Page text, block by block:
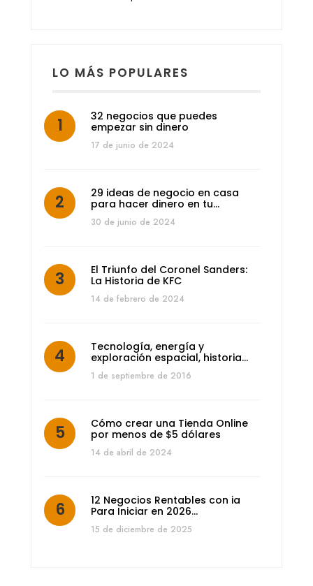
LO MÁS POPULARES
32 negocios que puedes
empezar sin dinero
17 de junio de 2024
29 ideas de negocio en casa
para hacer dinero en tu…
30 de junio de 2024
El Triunfo del Coronel Sanders:
La Historia de KFC
14 de febrero de 2024
Tecnología, energía y
exploración espacial, historia…
1 de septiembre de 2016
Cómo crear una Tienda Online
por menos de $5 dólares
14 de abril de 2024
12 Negocios Rentables con ia
Para Iniciar en 2026…
15 de diciembre de 2025